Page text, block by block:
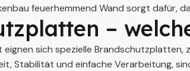
feuerhemmend Wand sorgt dafür,
–
sich spezielle Brandschutzplatten,
Stabilität und einfache Verarbeitung,